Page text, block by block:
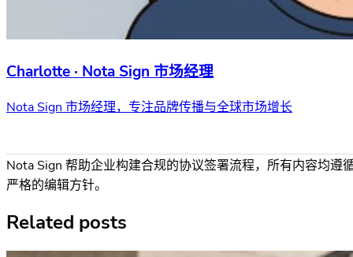
Charlotte · Nota Sign 市场经理
Nota Sign 市场经理，专注品牌传播与全球市场增长
Nota Sign 帮助企业构建合规的协议签署流程，所有内容均遵
严格的编辑方针。
Related posts